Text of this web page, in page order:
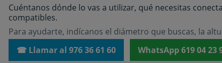
Cuéntanos dónde lo vas a utilizar, qué necesitas
compatibles.
Para ayudarte, indícanos el diámetro que buscas, la
☎ Llamar al 976 36 61 60
WhatsApp 619 04 23